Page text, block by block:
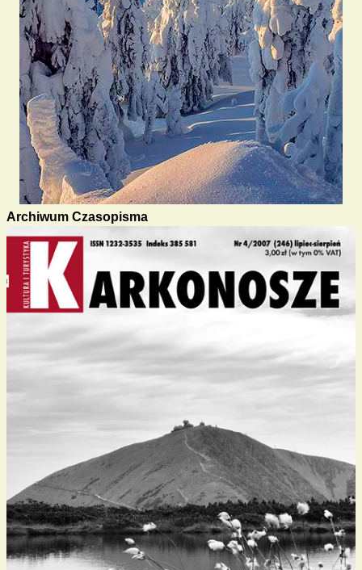
Archiwum Czasopisma